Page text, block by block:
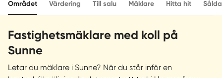
Området Värdering Till salu Mäklare Hitta hit Sålda
Fastighetsmäklare med koll på
Sunne
Letar du mäklare i Sunne? När du står inför en